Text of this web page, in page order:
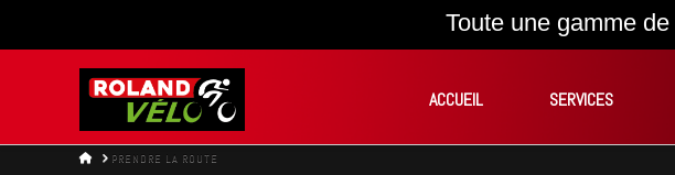
Toute une gamme
ACCUEIL SERVICES
HOMEPRENDRE LA ROUTE